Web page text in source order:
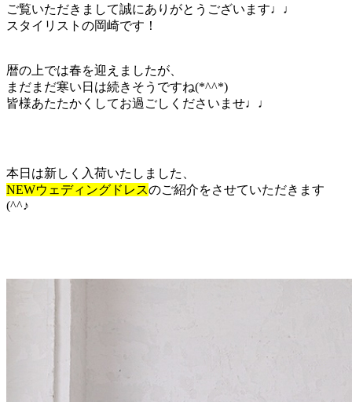
ご覧いただきまして誠にありがとうございます♩♩
スタイリストの岡崎です！
暦の上では春を迎えましたが、
まだまだ寒い日は続きそうですね(*^^*)
皆様あたたかくしてお過ごしくださいませ♩♩
本日は新しく入荷いたしました、
NEWウェディングドレスのご紹介をさせていただきます
(^^♪